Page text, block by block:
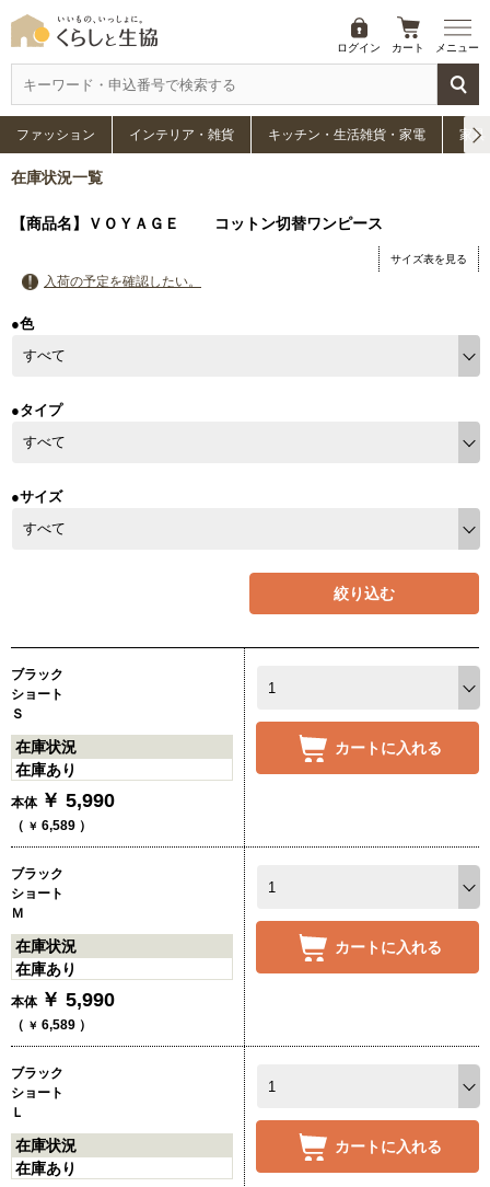
ログイン カート メニュー
ファッション インテリア・雑貨 キッチン・生活雑貨・家電 家具
在庫状況一覧
【商品名】ＶＯＹＡＧＥ コットン切替ワンピース
サイズ表を見る
入荷の予定を確認したい。
●色
●タイプ
●サイズ
絞り込む
ブラック
ショート
Ｓ
在庫状況
在庫あり
本体 ￥ 5,990
（ ￥ 6,589 ）
カートに入れる
ブラック
ショート
Ｍ
在庫状況
在庫あり
本体 ￥ 5,990
（ ￥ 6,589 ）
カートに入れる
ブラック
ショート
Ｌ
在庫状況
在庫あり
カートに入れる